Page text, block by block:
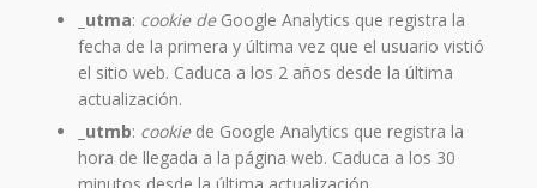
_utma: cookie de Google Analytics que registra la
fecha de la primera y última vez que el usuario vistió
el sitio web. Caduca a los 2 años desde la última
actualización.
_utmb: cookie de Google Analytics que registra la
hora de llegada a la página web. Caduca a los 30